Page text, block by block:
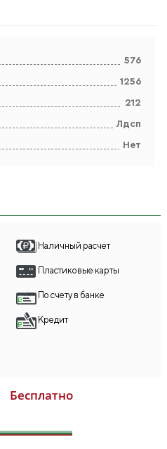
576
1256
212
Лдсп
Нет
Бесплатно
Наличный расчет
Пластиковые карты
По счету в банке
Кредит